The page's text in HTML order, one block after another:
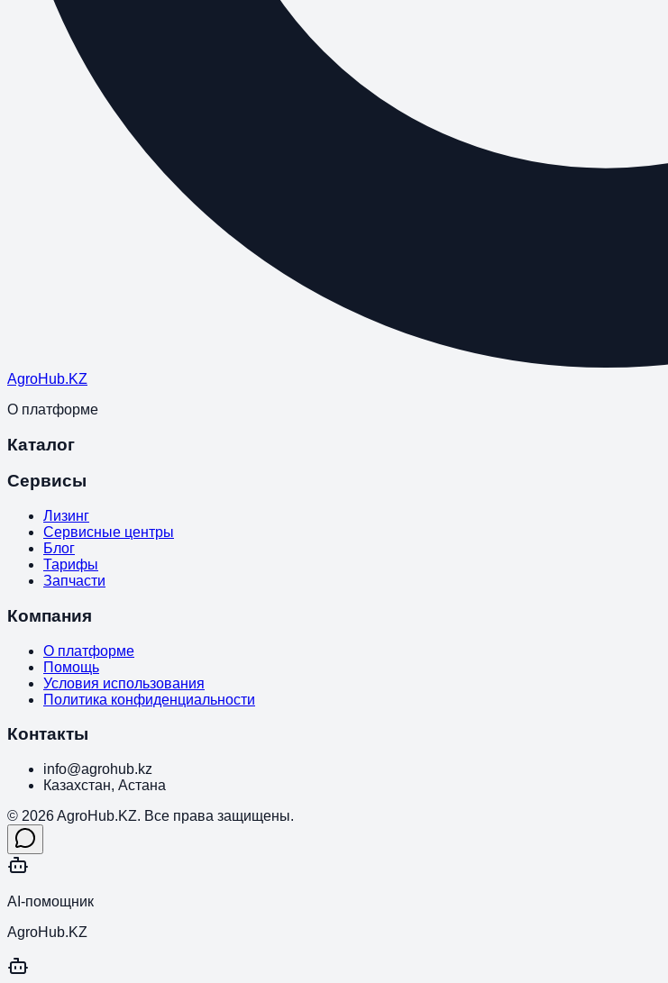
AgroHub.KZ
О платформе
Каталог
Сервисы
Лизинг
Сервисные центры
Блог
Тарифы
Запчасти
Компания
О платформе
Помощь
Условия использования
Политика конфиденциальности
Контакты
info@agrohub.kz
Казахстан, Астана
© 2026 AgroHub.KZ. Все права защищены.
AI-помощник
AgroHub.KZ